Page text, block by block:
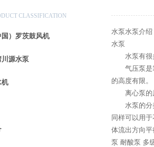
CLASSIFICATION
国）罗茨鼓风机
源水泵
机
水泵水泵介绍
水泵
水泵有很多
气压泵是靠
的高度有限。
离心泵的原
水泵的分类
同样可以用
体流出方向
泵 耐酸泵 多